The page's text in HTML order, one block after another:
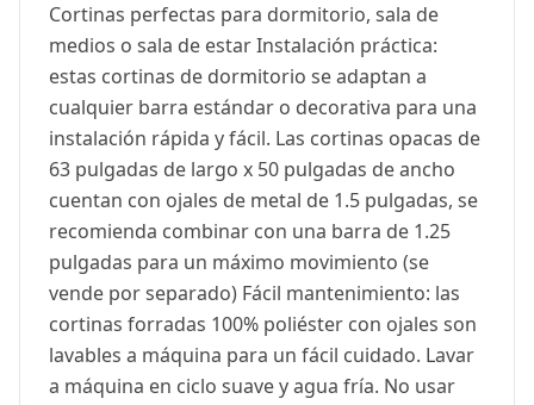
Cortinas perfectas para dormitorio, sala de
medios o sala de estar Instalación práctica:
estas cortinas de dormitorio se adaptan a
cualquier barra estándar o decorativa para una
instalación rápida y fácil. Las cortinas opacas de
63 pulgadas de largo x 50 pulgadas de ancho
cuentan con ojales de metal de 1.5 pulgadas, se
recomienda combinar con una barra de 1.25
pulgadas para un máximo movimiento (se
vende por separado) Fácil mantenimiento: las
cortinas forradas 100% poliéster con ojales son
lavables a máquina para un fácil cuidado. Lavar
a máquina en ciclo suave y agua fría. No usar